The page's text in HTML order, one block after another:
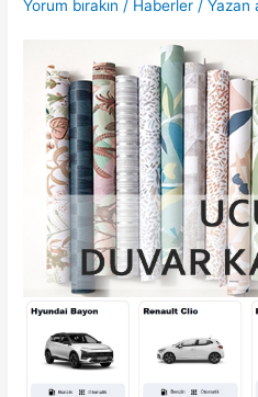
Yorum bırakın / Haberler / Yazan